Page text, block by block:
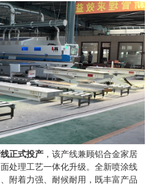
正式投产 ，该产线兼顾铝合金家居
处理工艺一体化升级。全新喷涂线
附着力强、耐候耐用，既丰富产品